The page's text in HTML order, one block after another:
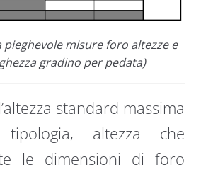
pieghevole misure foro altezze e
gradino per pedata)
standard massima
altezza che
le dimensioni di foro